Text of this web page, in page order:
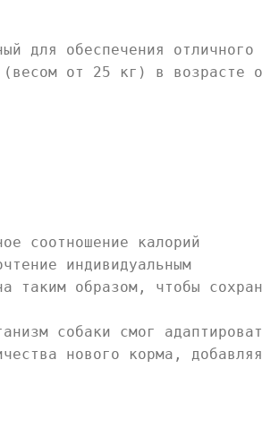
для обеспечения отличного
(весом от 25 кг) в возрасте
соотношение калорий
индивидуальным
таким образом, чтобы
собаки смог
нового корма, добавляя